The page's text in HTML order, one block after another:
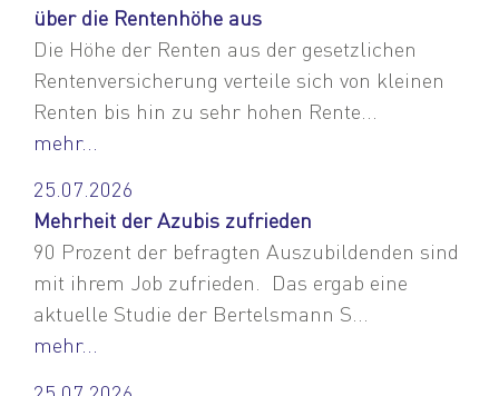
über die Rentenhöhe aus
Die Höhe der Renten aus der gesetzlichen
Rentenversicherung verteile sich von kleinen
Renten bis hin zu sehr hohen Rente...
mehr...
25.07.2026
Mehrheit der Azubis zufrieden
90 Prozent der befragten Auszubildenden sind
mit ihrem Job zufrieden. Das ergab eine
aktuelle Studie der Bertelsmann S...
mehr...